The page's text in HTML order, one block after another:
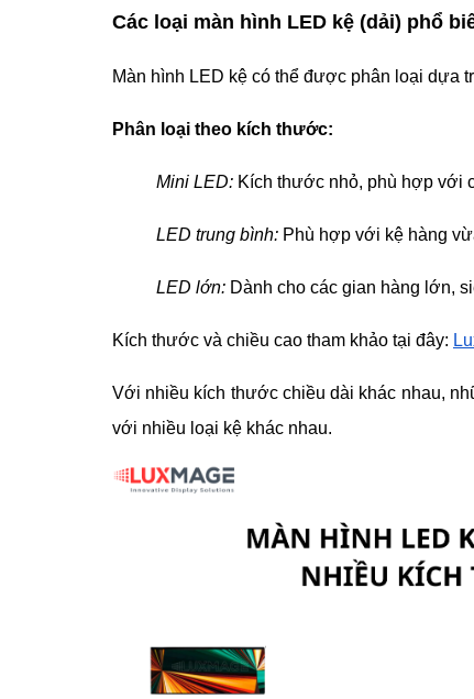
Các loại màn hình LED kệ (dải) phổ
Màn hình LED kệ có thể được phân loại dựa
Phân loại theo kích thước:
Mini LED: Kích thước nhỏ, phù hợp với
LED trung bình: Phù hợp với kệ hàng
LED lớn: Dành cho các gian hàng lớn,
Kích thước và chiều cao tham khảo tại đây:
Với nhiều kích thước chiều dài khác nhau,
với nhiều loại kệ khác nhau.